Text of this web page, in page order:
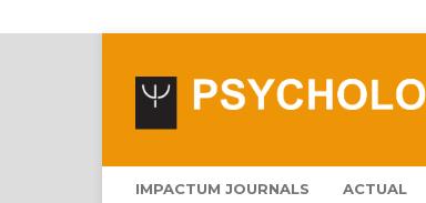
IMPACTUM JOURNALS ACTUAL